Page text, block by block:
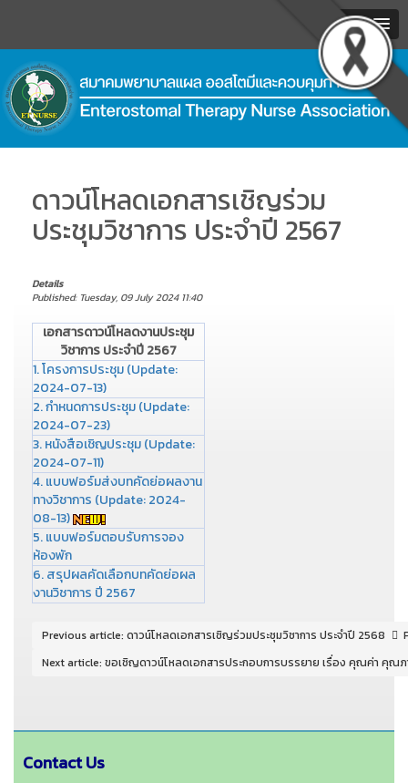
MENU
.
ดาวน์โหลดเอกสารเชิญร่วม
ประชุมวิชาการ ประจำปี 2567
Details
Published: Tuesday, 09 July 2024 11:40
เอกสารดาวน์โหลดงานประชุม
วิชาการ ประจำปี 2567
1. โครงการประชุม (Update:
2024-07-13)
2. กำหนดการประชุม (Update:
2024-07-23)
3. หนังสือเชิญประชุม (Update:
2024-07-11)
4. แบบฟอร์มส่งบทคัดย่อผลงาน
ทางวิชาการ (Update: 2024-
08-13)
5. แบบฟอร์มตอบรับการจอง
ห้องพัก
6. สรุปผลคัดเลือกบทคัดย่อผล
งานวิชาการ ปี 2567
Previous article: ดาวน์โหลดเอกสารเชิญร่วมประชุมวิชาการ ประจำปี 2568
Next article: ขอเชิญดาวน์โหลดเอกสารประกอบการบรรยาย เรื่อง คุณค่า คุ
Contact Us